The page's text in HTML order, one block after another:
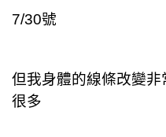
7/30號
但我身體的線條改變
很多